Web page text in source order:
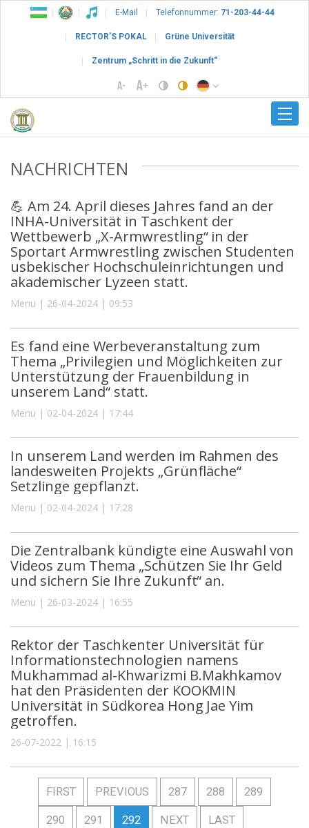
E-Mail Telefonnummer: 71-203-44-44
RECTOR’S POKAL Grüne Universität
Zentrum „Schritt in die Zukunft“
NACHRICHTEN
💪 Am 24. April dieses Jahres fand an der
INHA-Universität in Taschkent der
Wettbewerb „X-Armwrestling“ in der
Sportart Armwrestling zwischen Studenten
usbekischer Hochschuleinrichtungen und
akademischer Lyzeen statt.
Menu | 26-04-2024 | 09:53
Es fand eine Werbeveranstaltung zum
Thema „Privilegien und Möglichkeiten zur
Unterstützung der Frauenbildung in
unserem Land“ statt.
Menu | 02-04-2024 | 17:44
In unserem Land werden im Rahmen des
landesweiten Projekts „Grünfläche“
Setzlinge gepflanzt.
Menu | 02-04-2024 | 17:28
Die Zentralbank kündigte eine Auswahl von
Videos zum Thema „Schützen Sie Ihr Geld
und sichern Sie Ihre Zukunft“ an.
Menu | 26-03-2024 | 16:55
Rektor der Taschkenter Universität für
Informationstechnologien namens
Mukhammad al-Khwarizmi B.Makhkamov
hat den Präsidenten der KOOKMIN
Universität in Südkorea Hong Jae Yim
getroffen.
26-07-2022 | 16:15
FIRST PREVIOUS 287 288 289
290 291 292 NEXT LAST